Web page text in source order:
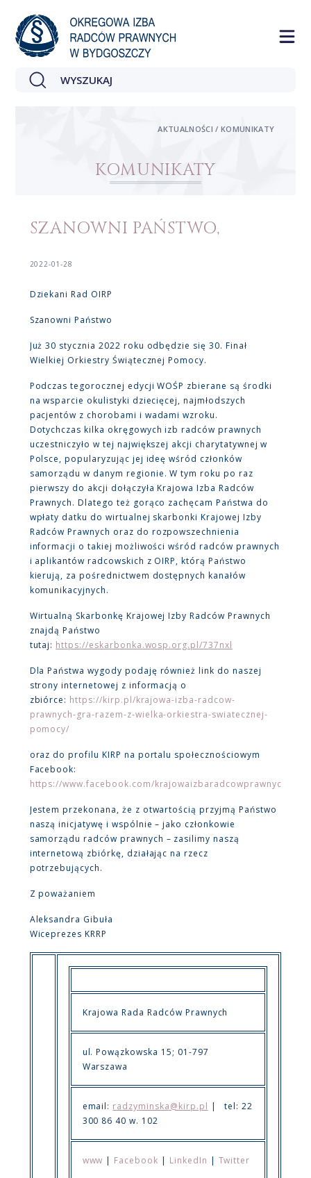
KOMUNIKATY
AKTUALNOŚCI / KOMUNIKATY
SZANOWNI PAŃSTWO,
2022-01-28
Dziekani Rad OIRP
Szanowni Państwo
Już 30 stycznia 2022 roku odbędzie się 30. Finał
Wielkiej Orkiestry Świątecznej Pomocy.
Podczas tegorocznej edycji WOŚP zbierane są środki
na wsparcie okulistyki dziecięcej, najmłodszych
pacjentów z chorobami i wadami wzroku.
Dotychczas kilka okręgowych izb radców prawnych
uczestniczyło w tej największej akcji charytatywnej w
Polsce, popularyzując jej ideę wśród członków
samorządu w danym regionie. W tym roku po raz
pierwszy do akcji dołączyła Krajowa Izba Radców
Prawnych. Dlatego też gorąco zachęcam Państwa do
wpłaty datku do wirtualnej skarbonki Krajowej Izby
Radców Prawnych oraz do rozpowszechnienia
informacji o takiej możliwości wśród radców prawnych
i aplikantów radcowskich z OIRP, którą Państwo
kierują, za pośrednictwem dostępnych kanałów
komunikacyjnych.
Wirtualną Skarbonkę Krajowej Izby Radców Prawnych
znajdą Państwo
tutaj: https://eskarbonka.wosp.org.pl/737nxl
Dla Państwa wygody podaję również link do naszej
strony internetowej z informacją o
zbiórce: https://kirp.pl/krajowa-izba-radcow-
prawnych-gra-razem-z-wielka-orkiestra-swiatecznej-
pomocy/
oraz do profilu KIRP na portalu społecznościowym
Facebook:
https://www.facebook.com/krajowaizbaradcowprawnych
Jestem przekonana, że z otwartością przyjmą Państwo
naszą inicjatywę i wspólnie – jako członkowie
samorządu radców prawnych – zasilimy naszą
internetową zbiórkę, działając na rzecz
potrzebujących.
Z poważaniem
Aleksandra Gibuła
Wiceprezes KRRP
Krajowa Rada Radców Prawnych
ul. Powązkowska 15; 01-797
Warszawa
email: radzyminska@kirp.pl | tel: 22
300 86 40 w. 102
www | Facebook | LinkedIn | Twitter